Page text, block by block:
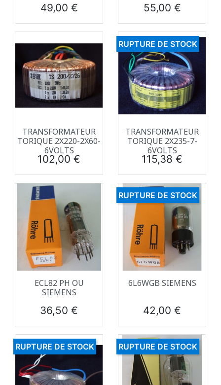
Prix
49,00 € Prix
55,00 €
TRANSFORMATEUR
TORIQUE 2X220-2X60-
6VOLTS
Prix
102,00 €
TRANSFORMATEUR
TORIQUE 2X235-7-
6VOLTS
Prix
115,38 €
RUPTURE DE STOCK
ECL82 PH OU
SIEMENS
Prix
36,50 €
6L6WGB SIEMENS
Prix
42,00 €
RUPTURE DE STOCK
RUPTURE DE STOCK RUPTURE DE STOCK